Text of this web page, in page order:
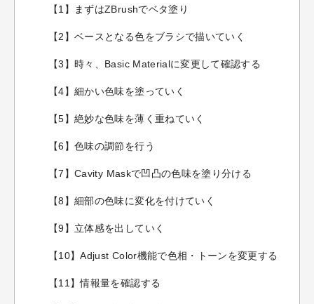
【1】まずはZBrushでベタ塗り
【2】ベースとなる色をブラシで描いていく
【3】時々、Basic Materialに変更して確認する
【4】細かい色味を塗っていく
【5】絶妙な色味を薄く重ねていく
【6】色味の調節を行う
【7】Cavity Maskで凹凸の色味を塗り分ける
【8】細部の色味に変化を付けていく
【9】立体感を出していく
【10】Adjust Color機能で色相・トーンを変更する
【11】情報量を確認する